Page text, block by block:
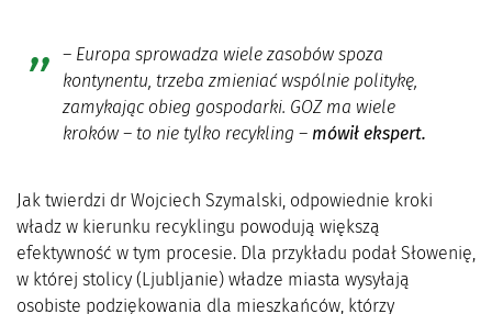
– Europa sprowadza wiele zasobów spoza
kontynentu, trzeba zmieniać wspólnie politykę,
zamykając obieg gospodarki. GOZ ma wiele
kroków – to nie tylko recykling – mówił ekspert.
Jak twierdzi dr Wojciech Szymalski, odpowiednie kroki
władz w kierunku recyklingu powodują większą
efektywność w tym procesie. Dla przykładu podał Słowenię,
w której stolicy (Ljubljanie) władze miasta wysyłają
osobiste podziękowania dla mieszkańców, którzy